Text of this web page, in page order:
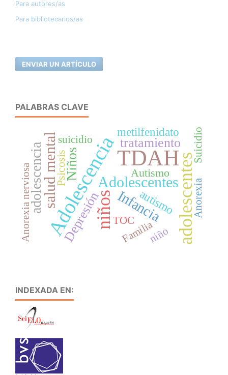
Para autores/as
Para bibliotecarios/as
ENVIAR UN ARTÍCULO
PALABRAS CLAVE
TDAH
Adolescencia
niños adolescentes
Adolescentes
salud mental Infancia
adolescencia Niños
tratamiento
Depresión autismo
metilfenidato
Autismo
Psicosis
TOC
Familia
suicidio
Anorexia
niño
Anorexia nerviosa
Suicidio
INDEXADA EN: